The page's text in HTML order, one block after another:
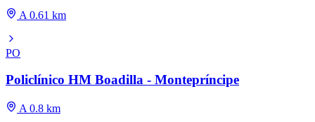
A 0.61 km
PO
Policlínico HM Boadilla - Montepríncipe
A 0.8 km